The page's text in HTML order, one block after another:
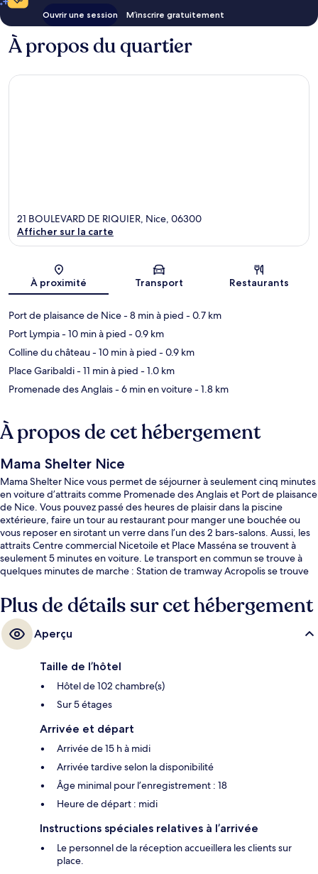
Ouvrir une session M’inscrire gratuitement
À propos du quartier
Carte
21 BOULEVARD DE RIQUIER, Nice, 06300
Afficher sur la carte
À proximité Transport Restaurants
Port de plaisance de Nice- 8 min à pied - 0.7 km
Port Lympia- 10 min à pied - 0.9 km
Colline du château- 10 min à pied - 0.9 km
Place Garibaldi- 11 min à pied - 1.0 km
Promenade des Anglais- 6 min en voiture- 1.8 km
À propos de cet hébergement
Mama Shelter Nice
Mama Shelter Nice vous permet de séjourner à seulement cinq minutes
en voiture d’attraits comme Promenade des Anglais et Port de plaisance
de Nice. Vous pouvez passé des heures de plaisir dans la piscine
extérieure, faire un tour au restaurant pour manger une bouchée ou
vous reposer en sirotant un verre dans l’un des 2 bars-salons. Aussi, les
attraits Centre commercial Nicetoile et Place Masséna se trouvent à
seulement 5 minutes en voiture. Le transport en commun se trouve à
quelques minutes de marche : Station de tramway Acropolis se trouve
Plus de détails sur cet hébergement
Aperçu
Taille de l’hôtel
Hôtel de 102 chambre(s)
Sur 5 étages
Arrivée et départ
Arrivée de 15 h à midi
Arrivée tardive selon la disponibilité
Âge minimal pour l’enregistrement : 18
Heure de départ : midi
Instructions spéciales relatives à l’arrivée
Le personnel de la réception accueillera les clients sur
place.